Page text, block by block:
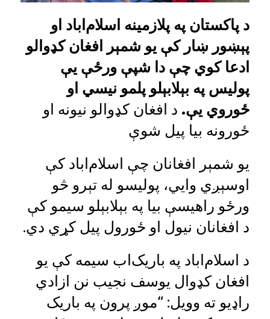
د پاکستان په پلازمینه اسلام‌اباد او
پېښور ښار کې یو شمېر افغان کډوالو
ادعا کوي چې دا شپې ورځې یې
پولیس په بېلابېلو پلمو نیسي او
ځوروي یې. د افغان کډوالو نیونه او
ځورونه بیا پیل شوې
یو شمېر افغانان چې اسلام‌اباد کې
اوسېږي وايي، پولیسو له تېرو څو
ورځو راهیسې بیا په بېلابېلو سیمو کې
د افغانان نیول او ځورول پیل کړي دي.
د اسلام‌اباد په باریک‌اب سیمه کې یو
افغان کډوال یوسف نجیب نن ازادي
راډیو ته وویل: “موږ پرون په باریک